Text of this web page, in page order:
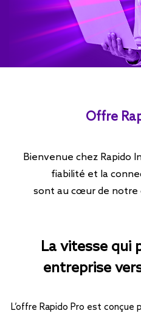
Offre
Bienvenue chez Rapido
fiabilité et la
sont au cœur de
La vitesse qui
entreprise
L’offre Rapido Pro est conçue